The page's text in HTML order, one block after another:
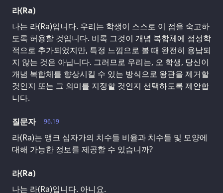
라(Ra)
나는 라(Ra)입니다. 우리는 학생이 스스로 이 점을 숙고하
도록 허용할 것입니다. 비록 그것이 개념 복합체에 점성학
적으로 추가되었지만, 특정 느낌으로 볼 때 완전히 용납되
지 않는 것은 아닙니다. 그러므로 우리는, 오 학생, 당신이
개념 복합체를 향상시킬 수 있는 방식으로 왕관을 제거할
것인지 또는 그 의미를 지정할 것인지 선택하도록 제안합
니다.
96.19
질문자
라(Ra)는 앵크 십자가의 치수들 비율과 치수들 및 모양에
대해 가능한 정보를 제공할 수 있습니까?
라(Ra)
나는 라(Ra)입니다. 아니요.